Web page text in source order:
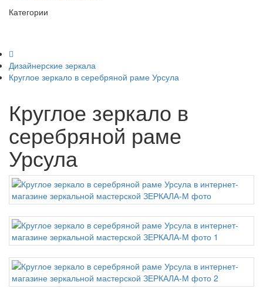
Категории
Дизайнерские зеркала
Круглое зеркало в серебряной раме Урсула
Круглое зеркало в
серебряной раме
Урсула